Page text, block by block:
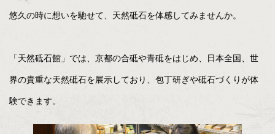
悠久の時に想いを馳せて、天然砥石を体感してみませんか。
「天然砥石館」では、京都の合砥や青砥をはじめ、日本全国、世
界の貴重な天然砥石を展示しており、包丁研ぎや砥石づくりが体
験できます。